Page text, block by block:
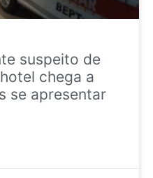
suspeito de
chega a
se apresentar